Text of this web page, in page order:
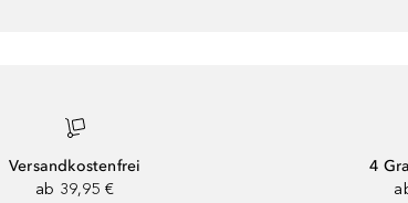
Versandkostenfrei
ab 39,95 €
4